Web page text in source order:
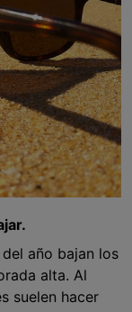
año bajan los
alta. Al
suelen hacer